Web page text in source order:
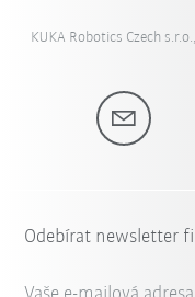
KUKA Robotics Czech
Odebírat newsletter